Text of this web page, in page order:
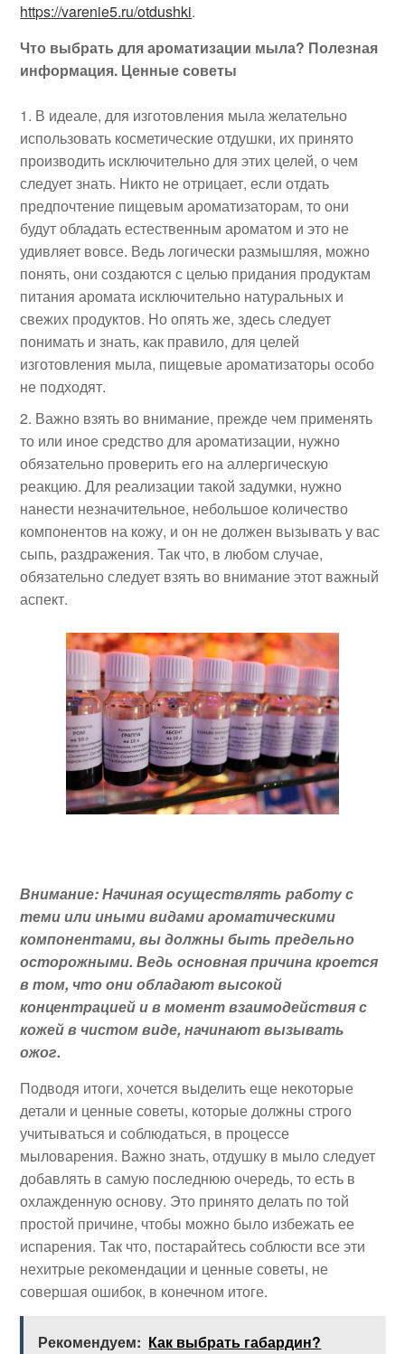
https://varenie5.ru/otdushki.
Что выбрать для ароматизации мыла? Полезная
информация. Ценные советы
В идеале, для изготовления мыла желательно
использовать косметические отдушки, их принято
производить исключительно для этих целей, о чем
следует знать. Никто не отрицает, если отдать
предпочтение пищевым ароматизаторам, то они
будут обладать естественным ароматом и это не
удивляет вовсе. Ведь логически размышляя, можно
понять, они создаются с целью придания продуктам
питания аромата исключительно натуральных и
свежих продуктов. Но опять же, здесь следует
понимать и знать, как правило, для целей
изготовления мыла, пищевые ароматизаторы особо
не подходят.
Важно взять во внимание, прежде чем применять
то или иное средство для ароматизации, нужно
обязательно проверить его на аллергическую
реакцию. Для реализации такой задумки, нужно
нанести незначительное, небольшое количество
компонентов на кожу, и он не должен вызывать у вас
сыпь, раздражения. Так что, в любом случае,
обязательно следует взять во внимание этот важный
аспект.
Внимание: Начиная осуществлять работу с
теми или иными видами ароматическими
компонентами, вы должны быть предельно
осторожными. Ведь основная причина кроется
в том, что они обладают высокой
концентрацией и в момент взаимодействия с
кожей в чистом виде, начинают вызывать
ожог.
Подводя итоги, хочется выделить еще некоторые
детали и ценные советы, которые должны строго
учитываться и соблюдаться, в процессе
мыловарения. Важно знать, отдушку в мыло следует
добавлять в самую последнюю очередь, то есть в
охлажденную основу. Это принято делать по той
простой причине, чтобы можно было избежать ее
испарения. Так что, постарайтесь соблюсти все эти
нехитрые рекомендации и ценные советы, не
совершая ошибок, в конечном итоге.
Рекомендуем: Как выбрать габардин?